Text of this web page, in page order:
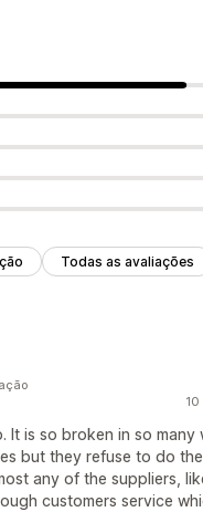
Todas as avaliações
It is so broken in so many
but they refuse to do
any of the suppliers,
customers service